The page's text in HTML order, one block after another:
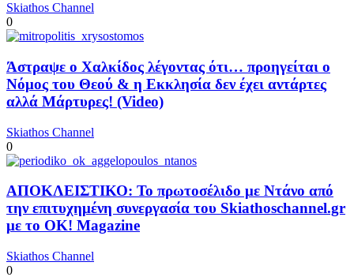
Skiathos Channel
0
Άστραψε ο Χαλκίδος λέγοντας ότι… προηγείται ο
Νόμος του Θεού & η Εκκλησία δεν έχει αντάρτες
αλλά Μάρτυρες! (Video)
Skiathos Channel
0
ΑΠΟΚΛΕΙΣΤΙΚΟ: Το πρωτοσέλιδο με Ντάνο από
την επιτυχημένη συνεργασία του Skiathoschannel.gr
με το OK! Magazine
Skiathos Channel
0